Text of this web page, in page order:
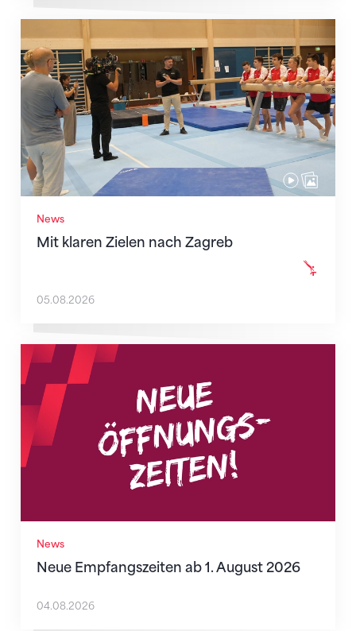
News
Mit klaren Zielen nach Zagreb
Mit klaren Zielen nach Zagreb
05.08.2026
News
Neue Empfangszeiten ab 1. August 2026
Neue Empfangszeiten ab 1. August 2026
04.08.2026